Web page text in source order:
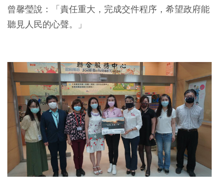
曾馨瑩說：「責任重大，完成交件程序，希望政府能
聽見人民的心聲。」